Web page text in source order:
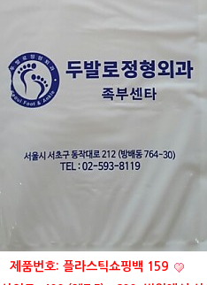
제품번호: 플라스틱쇼핑백 159